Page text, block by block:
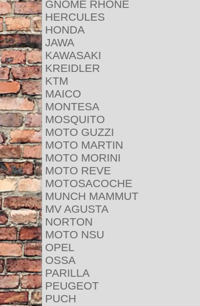
GNOME RHONE
HERCULES
HONDA
JAWA
KAWASAKI
KREIDLER
KTM
MAICO
MONTESA
MOSQUITO
MOTO GUZZI
MOTO MARTIN
MOTO MORINI
MOTO REVE
MOTOSACOCHE
MUNCH MAMMUT
MV AGUSTA
NORTON
MOTO NSU
OPEL
OSSA
PARILLA
PEUGEOT
PUCH